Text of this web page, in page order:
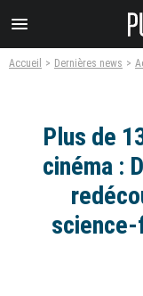
menu
Accueil Dernières news
Plus de
cinéma :